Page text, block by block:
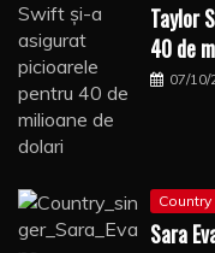
Taylor
40 de
07/10/
Sara